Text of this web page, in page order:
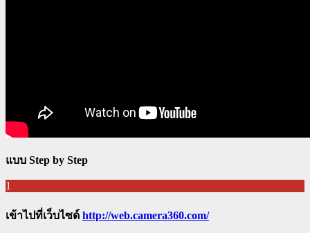
แบบ Step by Step
1
เข้าไปที่เว็บไซด์ http://web.camera360.com/